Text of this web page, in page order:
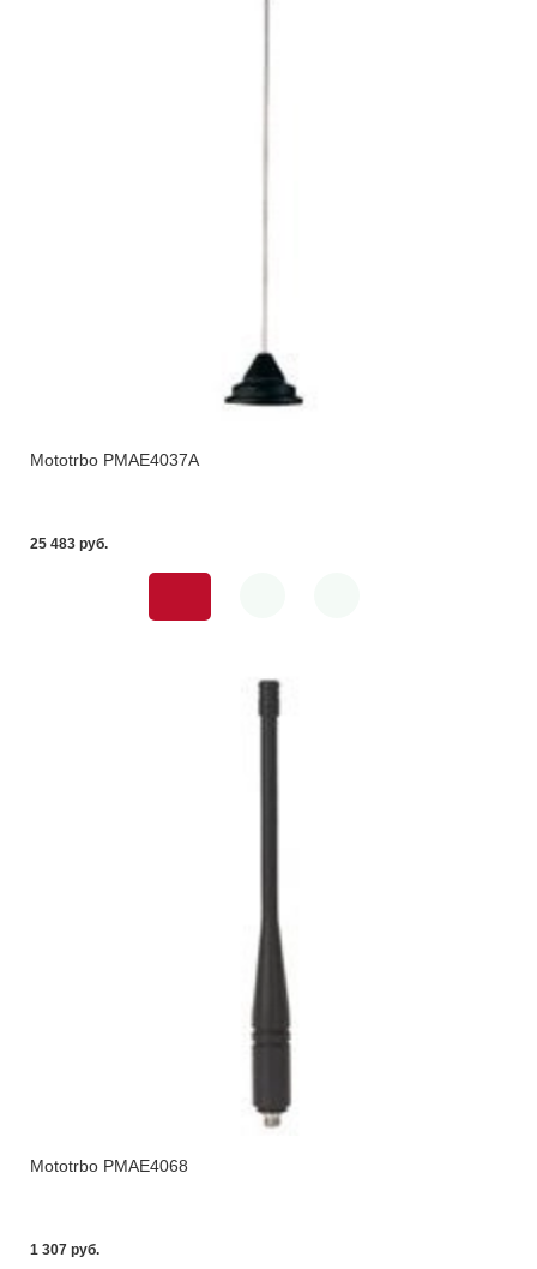
Mototrbo PMAE4037A
25 483 pуб.
Mototrbo PMAE4068
1 307 pуб.